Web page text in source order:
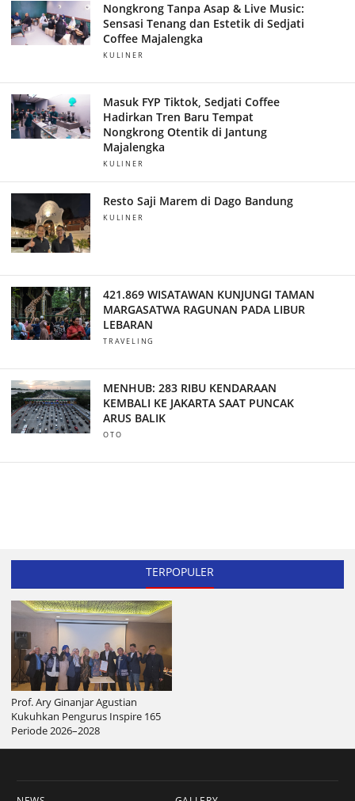
Nongkrong Tanpa Asap & Live Music:
Sensasi Tenang dan Estetik di Sedjati
Coffee Majalengka
KULINER
Masuk FYP Tiktok, Sedjati Coffee
Hadirkan Tren Baru Tempat
Nongkrong Otentik di Jantung
Majalengka
KULINER
Resto Saji Marem di Dago Bandung
KULINER
421.869 WISATAWAN KUNJUNGI TAMAN
MARGASATWA RAGUNAN PADA LIBUR
LEBARAN
TRAVELING
MENHUB: 283 RIBU KENDARAAN
KEMBALI KE JAKARTA SAAT PUNCAK
ARUS BALIK
OTO
TERPOPULER
Prof. Ary Ginanjar Agustian
Kukuhkan Pengurus Inspire 165
Periode 2026–2028